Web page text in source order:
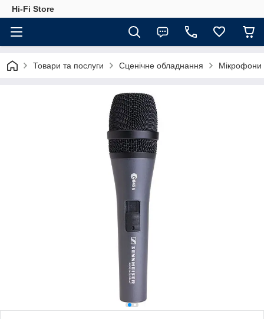
Hi-Fi Store
Товари та послуги Сценічне обладнання Мікрофони